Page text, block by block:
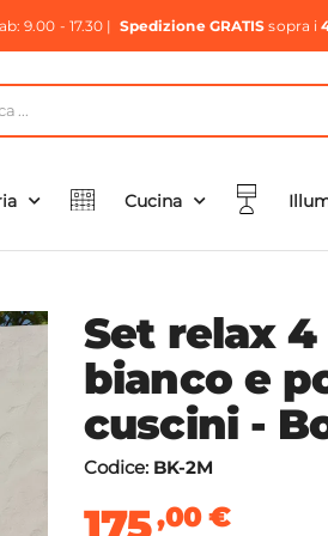
9.00 - 17.30 | Spedizione GRATIS sopra i
Cucina
Set relax
bianco e
cuscini -
Codice: BK-2M
,00€